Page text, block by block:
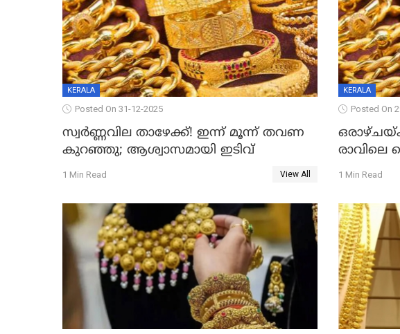
KERALA
Posted On 31-12-2025
സ്വർണ്ണവില താഴേക്ക്! ഇന്ന് മൂന്ന് തവണ
കുറഞ്ഞു; ആശ്വാസമായി ഇടിവ്
1 Min Read View All
KERALA
Posted On
രാവിലെ
1 Min Read